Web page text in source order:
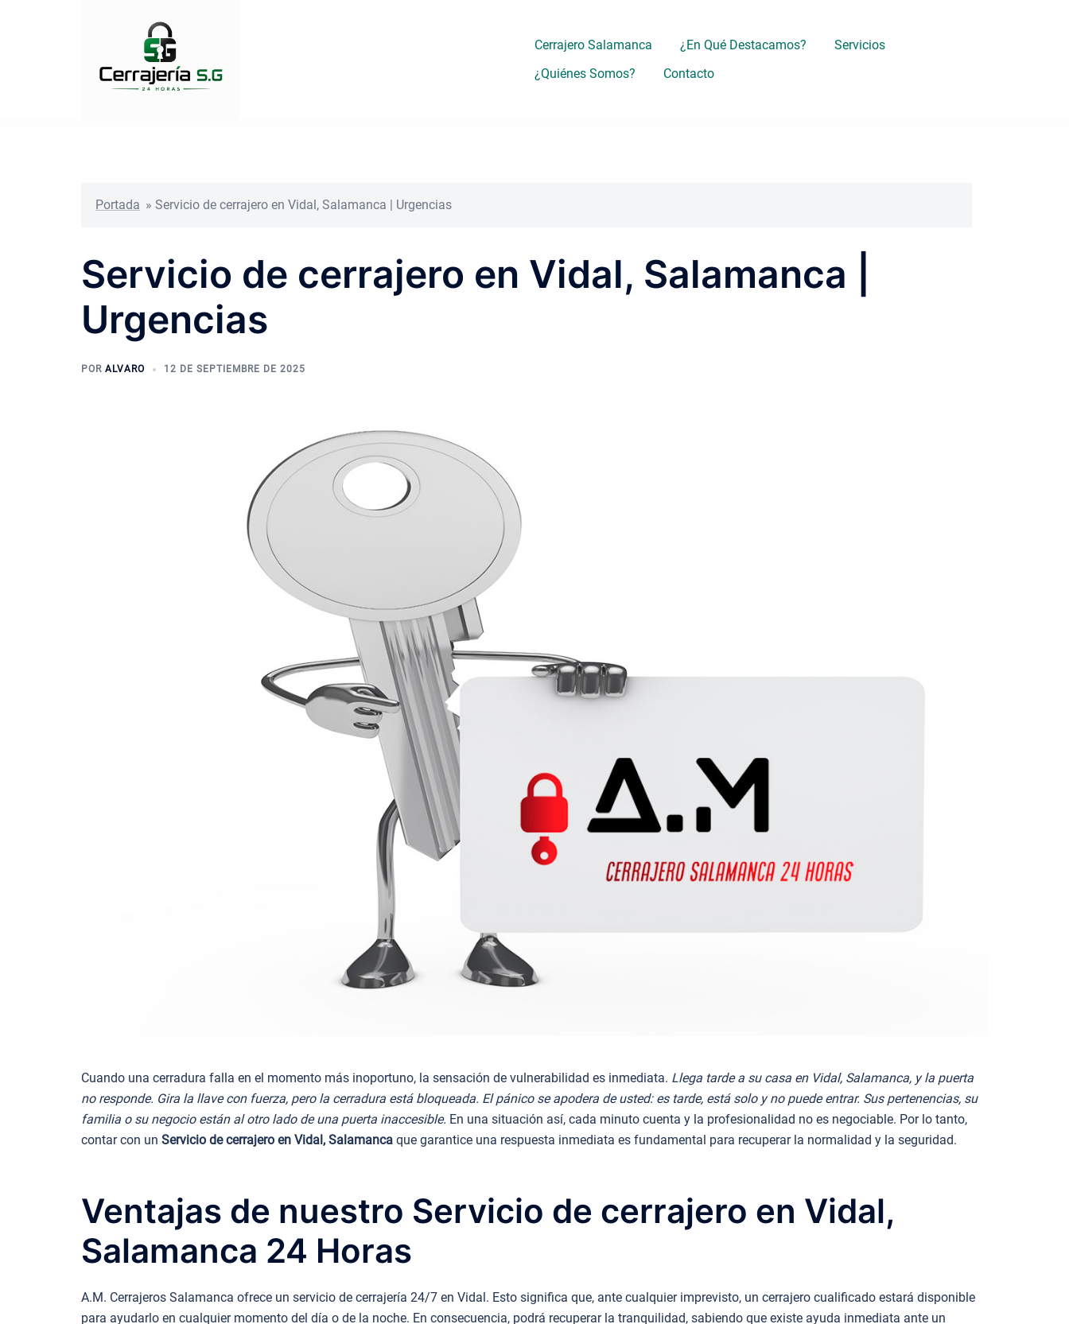
Cerrajero Salamanca ¿En Qué Destacamos?
Servicios
¿Quiénes Somos?
Contacto
Portada » Servicio de cerrajero en Vidal, Salamanca | Urgencias
Servicio de cerrajero en Vidal, Salamanca |
Urgencias
POR ALVARO 12 DE SEPTIEMBRE DE 2025
Cuando una cerradura falla en el momento más inoportuno, la sensación de vulnerabilidad es inmediata. Llega tarde a su casa en Vidal, Salamanca, y la puerta
no responde. Gira la llave con fuerza, pero la cerradura está bloqueada. El pánico se apodera de usted: es tarde, está solo y no puede entrar. Sus pertenencias, su
familia o su negocio están al otro lado de una puerta inaccesible. En una situación así, cada minuto cuenta y la profesionalidad no es negociable. Por lo tanto,
contar con un Servicio de cerrajero en Vidal, Salamanca que garantice una respuesta inmediata es fundamental para recuperar la normalidad y la seguridad.
Ventajas de nuestro Servicio de cerrajero en Vidal,
Salamanca 24 Horas
A.M. Cerrajeros Salamanca ofrece un servicio de cerrajería 24/7 en Vidal. Esto significa que, ante cualquier imprevisto, un cerrajero cualificado estará disponible
para ayudarlo en cualquier momento del día o de la noche. En consecuencia, podrá recuperar la tranquilidad, sabiendo que existe ayuda inmediata ante un